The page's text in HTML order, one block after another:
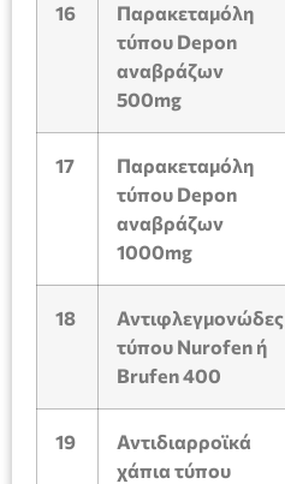
16
Παρακεταμόλη
τύπου Depon
αναβράζων
500mg
17
Παρακεταμόλη
τύπου Depon
αναβράζων
1000mg
18
Αντιφλεγμονώδες
τύπου Nurofen ή
Brufen 400
19
Αντιδιαρροϊκά
χάπια τύπου